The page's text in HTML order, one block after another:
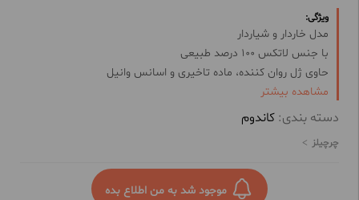
ویژگی:
مدل خاردار و شیاردار
با جنس لاتکس 100 درصد طبیعی
حاوی ژل روان کننده، ماده تاخیری و اسانس وانیل
حفظ بهداشت و سلامتی جنسی
جلوگیری از بارداری در هنگام نزدیکی
تاخیر در انزال
مشاهده بیشتر
دسته بندی: کاندوم
چرچیلز
موجود شد به من اطلاع بده